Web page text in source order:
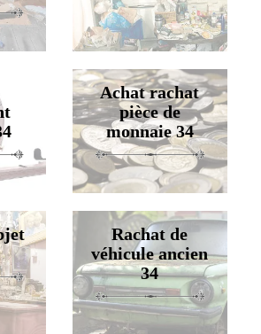
Achat rachat
pièce de
monnaie 34
Rachat de
véhicule ancien
34